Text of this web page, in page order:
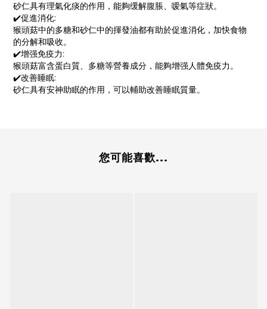
砂仁具有理氣化痰的作用，能夠缓解腹脹、嗳氣等症狀。
✔️促進消化:
猴頭菇中的多糖和砂仁中的揮發油都有助於促進消化，加快食物
的分解和吸收。
✔️增强免疫力:
猴頭菇富含蛋白質、多糖等營養成分，能夠增强人體免疫力。
✔️改善睡眠:
砂仁具有安神助眠的作用，可以輔助改善睡眠質量。
您可能喜歡...